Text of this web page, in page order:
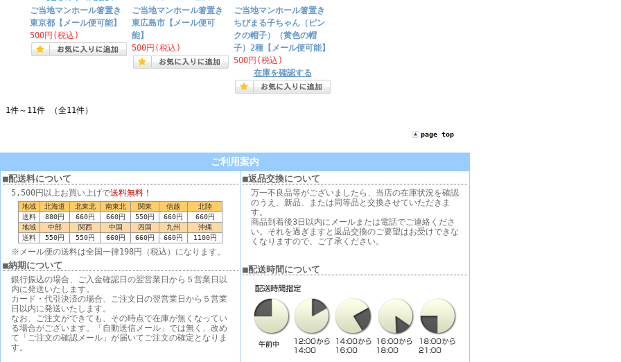
ご当地マンホール箸置き
東京都【メール便可能】
500円(税込)
ご当地マンホール箸置き
東広島市【メール便可
能】
500円(税込)
ご当地マンホール箸置き
ちびまる子ちゃん（ピン
クの帽子）（黄色の帽
子）2種【メール便可能】
500円(税込)
在庫を確認する
1件～11件 （全11件）
page top
ご利用案内
■配送料について
5,500円以上お買い上げで送料無料！
地域 北海道 北東北 南東北 関東 信越
北陸
送料
880円 660円 660円 550円 660円
660円
地域
中部 関西 中国 四国 九州
沖縄
送料
550円 550円 660円 660円 660円 1100円
※メール便の送料は全国一律198円（税込）になります。
■納期について
銀行振込の場合、ご入金確認日の翌営業日から５営業日以
内に発送いたします。
カード・代引決済の場合、ご注文日の翌営業日から５営業
日以内に発送いたします。
なお、ご注文ができても、その時点で在庫が無くなってい
る場合がございます。「自動送信メール」では無く、改め
て「ご注文の確認メール」が届いてご注文の確定となりま
す。
■返品交換について
万一不良品等がございましたら、当店の在庫状況を確認
のうえ、新品、または同等品と交換させていただきま
す。
商品到着後3日以内にメールまたは電話でご連絡くださ
い。それを過ぎますと返品交換のご要望はお受けできな
くなりますので、ご了承ください。
■配送時間について